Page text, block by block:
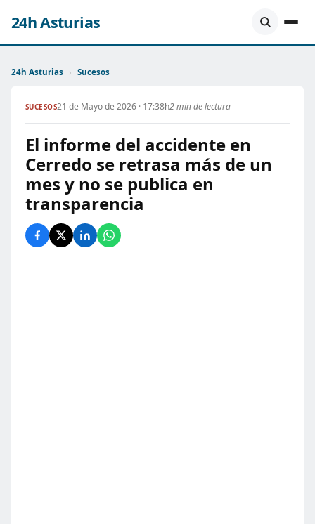
24h Asturias
24h Asturias › Sucesos
SUCESOS21 de Mayo de 2026 · 17:38h2 min de lectura
El informe del accidente en
Cerredo se retrasa más de un
mes y no se publica en
transparencia